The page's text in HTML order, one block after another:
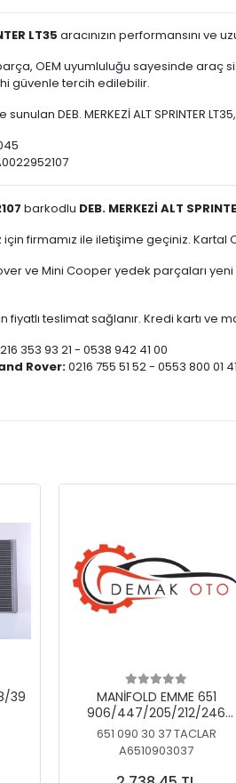
LT35 aracınızın performansını ve
OEM uyumluluğu sayesinde araç
güvenle tercih edilebilir.
DEB. MERKEZİ ALT SPRINTER
barkodlu DEB. MERKEZİ ALT
için firmamız ile iletişime geçiniz.
ve Mini Cooper yedek parçaları
fiyatlı teslimat sağlanır. Kredi kartı ve
353 93 21 - 0538 942 41 00
Rover:0216 755 51 52 - 0553 800 01 41
39
MANİFOLD EMME 651
906/447/205/212/246
KELEBEKSİZ
651 090 30 37 TACLAR
A6510903037